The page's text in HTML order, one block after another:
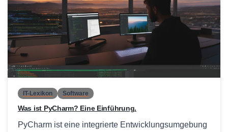
IT-Lexikon Software
Was ist PyCharm? Eine Einführung.
PyCharm ist eine integrierte Entwicklungsumgebung